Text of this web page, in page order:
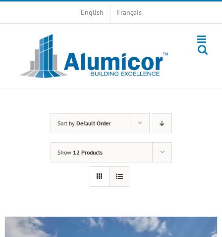
English Français
Sort by Default Order
Show 12 Products